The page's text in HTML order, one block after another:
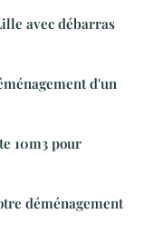
avec débarras
d'un
10m3 pour
déménagement